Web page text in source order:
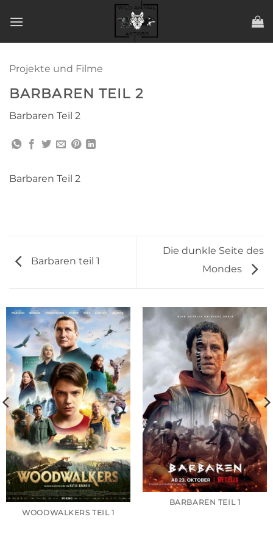
Inhalt
Projekte und Filme
BARBAREN TEIL 2
Barbaren Teil 2
Barbaren Teil 2
Barbaren teil 1
Die dunkle Seite des
Mondes
WOODWALKERS TEIL 1
BARBAREN TEIL 1